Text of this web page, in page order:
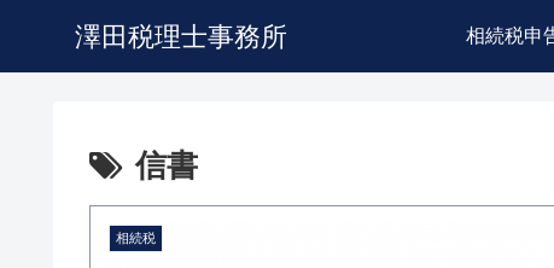
澤田税理士事務所 相続税申
信書
相続税